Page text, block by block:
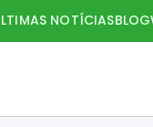
NOTÍCIASBLOG